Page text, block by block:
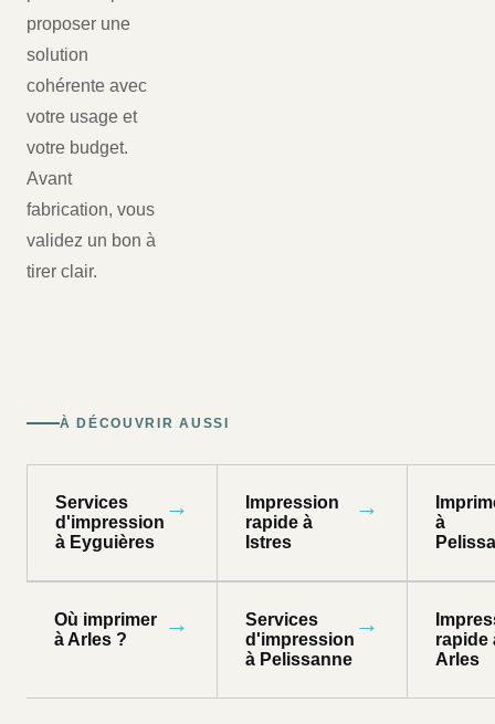
proposer une
solution
cohérente avec
votre usage et
votre budget.
Avant
fabrication, vous
validez un bon à
tirer clair.
À DÉCOUVRIR AUSSI
Services
d'impression
à Eyguières
→
Impression
rapide à
Istres
→
à
Où imprimer
à Arles ?
→
Services
d'impression
à Pelissanne
→
rapide
Arles